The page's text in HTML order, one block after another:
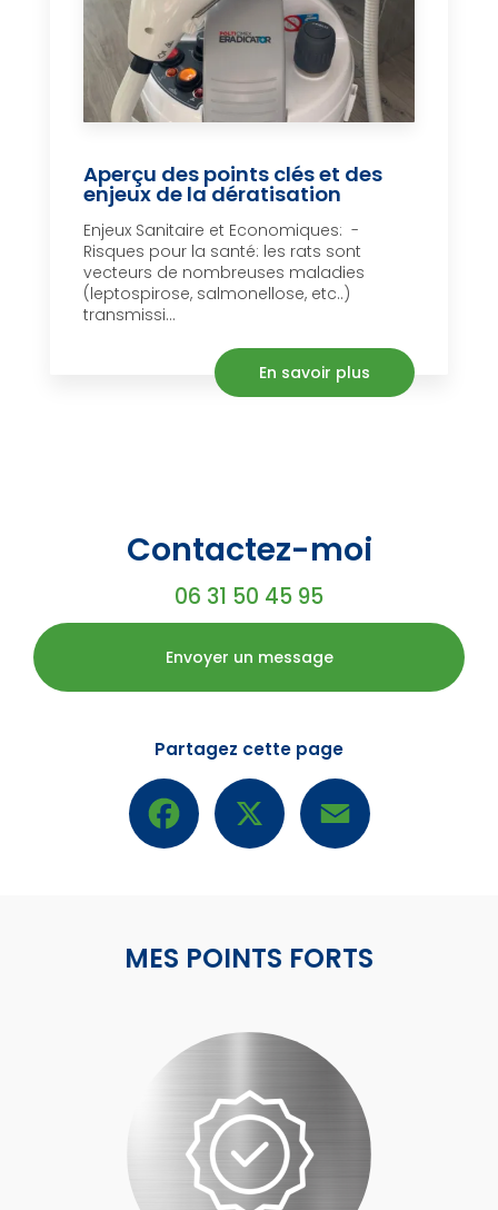
Aperçu des points clés et des
enjeux de la dératisation
Enjeux Sanitaire et Economiques: -
Risques pour la santé: les rats sont
vecteurs de nombreuses maladies
(leptospirose, salmonellose, etc..)
transmissi...
En savoir plus
Contactez-moi
06 31 50 45 95
Envoyer un message
Partagez cette page
Facebook
MES POINTS FORTS